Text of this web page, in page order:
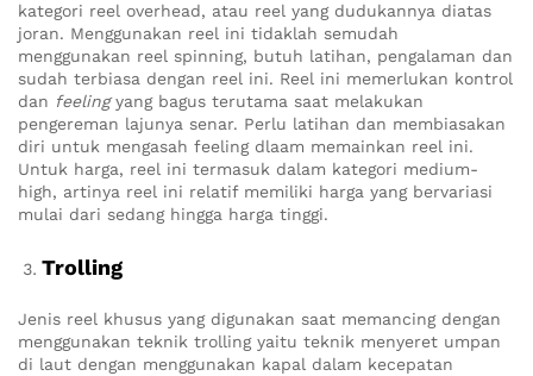
kategori reel overhead, atau reel yang dudukannya diatas
joran. Menggunakan reel ini tidaklah semudah
menggunakan reel spinning, butuh latihan, pengalaman dan
sudah terbiasa dengan reel ini. Reel ini memerlukan kontrol
dan feelingyang bagus terutama saat melakukan
pengereman lajunya senar. Perlu latihan dan membiasakan
diri untuk mengasah feeling dlaam memainkan reel ini.
Untuk harga, reel ini termasuk dalam kategori medium-
high, artinya reel ini relatif memiliki harga yang bervariasi
mulai dari sedang hingga harga tinggi.
Trolling
Jenis reel khusus yang digunakan saat memancing dengan
menggunakan teknik trolling yaitu teknik menyeret umpan
di laut dengan menggunakan kapal dalam kecepatan